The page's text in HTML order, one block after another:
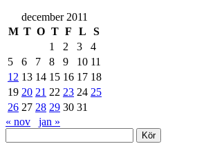
Sidopanel
december 2011
M T O T F L
S
1
2 3
4
5
6 7 8 9 10 11
12 13 14 15 16 17 18
19 20 21 22 23 24 25
26 27 28 29 30 31
« nov
jan »